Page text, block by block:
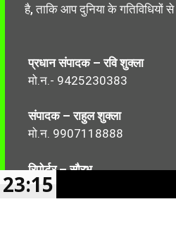
है, ताकि आप दुनिया के
प्रधान संपादक – रवि शुक्ला
मो.न.- 9425230383
संपादक – राहुल शुक्ला
मो.न. 9907118888
रिपोर्टर – सौरभ
मो.न.-7499999906
23:15